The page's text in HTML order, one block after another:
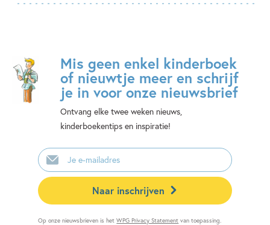
Mis geen enkel kinderboek
of nieuwtje meer en schrijf
je in voor onze nieuwsbrief
Ontvang elke twee weken nieuws,
kinderboekentips en inspiratie!
E-
mailadres
Naar inschrijven
Op onze nieuwsbrieven is hetWPG Privacy Statement van toepassing.